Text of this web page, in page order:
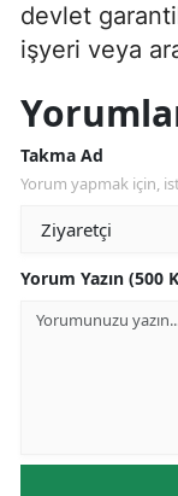
devlet
işyeri veya
Takma Ad
Yorum yapmak için,
Yorum Yazın (500